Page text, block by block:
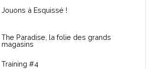
Jouons à Esquissé !
The Paradise, la folie des grands
magasins
Training #4